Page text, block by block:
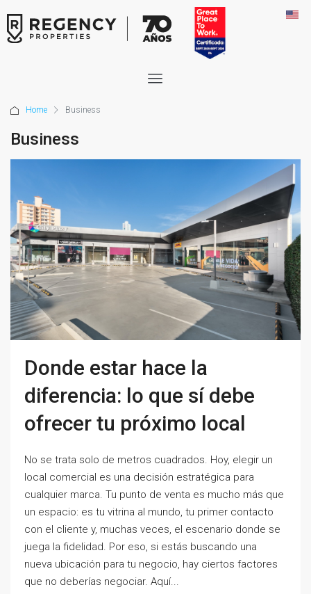
Home Business
Business
Donde estar hace la
diferencia: lo que sí debe
ofrecer tu próximo local
No se trata solo de metros cuadrados. Hoy, elegir un
local comercial es una decisión estratégica para
cualquier marca. Tu punto de venta es mucho más que
un espacio: es tu vitrina al mundo, tu primer contacto
con el cliente y, muchas veces, el escenario donde se
juega la fidelidad. Por eso, si estás buscando una
nueva ubicación para tu negocio, hay ciertos factores
que no deberías negociar. Aquí...